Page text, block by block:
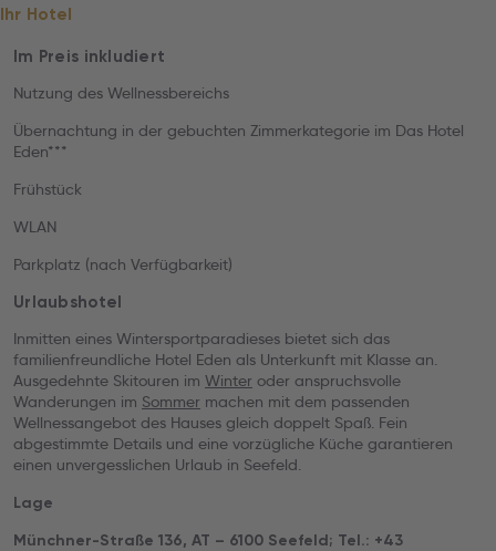
Ihr Hotel
Im Preis inkludiert
Nutzung des Wellnessbereichs
Übernachtung in der gebuchten Zimmerkategorie im Das Hotel
Eden***
Frühstück
WLAN
Parkplatz (nach Verfügbarkeit)
Urlaubshotel
Inmitten eines Wintersportparadieses bietet sich das
familienfreundliche Hotel Eden als Unterkunft mit Klasse an.
Ausgedehnte Skitouren im Winter oder anspruchsvolle
Wanderungen im Sommer machen mit dem passenden
Wellnessangebot des Hauses gleich doppelt Spaß. Fein
abgestimmte Details und eine vorzügliche Küche garantieren
einen unvergesslichen Urlaub in Seefeld.
Lage
Münchner-Straße 136, AT – 6100 Seefeld; Tel.: +43